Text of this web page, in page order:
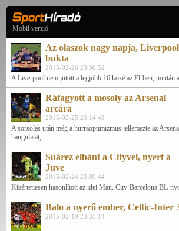
Mobil verzió
Az olaszok nagy napja,
bukta
2015-02-26 23:36:52
A Liverpool nem jutott a legjobb 16 közé az El-ben, miután
Ráfagyott a mosoly az Arsenal
arcára
2015-02-25 23:14:43
A sorsolás után még a hurráoptimizmus jellemezte az
hangulatát,...
Suárez elbánt a Cityvel, nyert a
Juve
2015-02-24 23:09:44
Kísértetiesen hasonlított az idei Man. City-Barcelona BL-
Balo a nyerő ember, Celtic-Inter
2015-02-19 23:35:14